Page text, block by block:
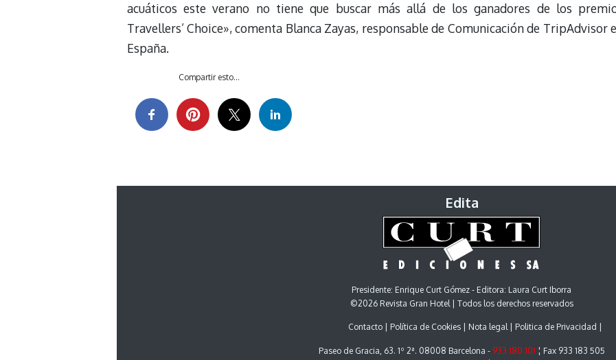
acuáticos este verano no tiene que buscar más allá de los ganadores de los
Travellers’ Choice», comenta Blanca Zayas, responsable de Comunicación de TripAdvisor
España.
Compartir esto...
Edita
Presidente: Enrique Curt Gómez - Editora: Laura Curt Iborra
©2026 Revista Gran Hotel | Todos los derechos reservados
Contacto Política de Cookies Nota legal Politica de Privacidad
Paseo de Gracia, 63. 1º 2ª. 08008 Barcelona - 933 180 101 ¦ Fax 933 183 505